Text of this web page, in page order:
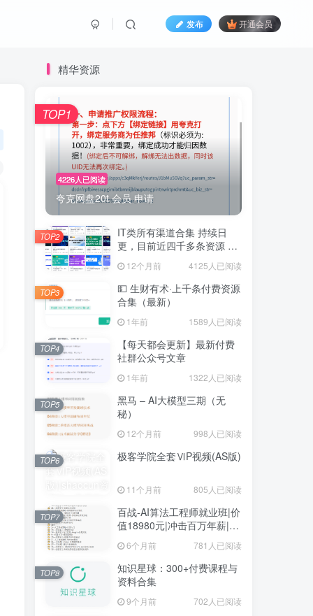
发布 开通会员
精华资源
4226人已阅读
夸克网盘20t 会员 申请
TOP1
IT类所有渠道合集 持续日
更，目前近四千多条资源 年
12个月前 4125人已阅读
TOP2
💵 生财有术·上千条付费资源
合集（最新）
1年前 1589人已阅读
TOP3
【每天都会更新】最新付费
社群公众号文章
1年前 1322人已阅读
TOP4
黑马 – AI大模型三期（无
秘）
12个月前 998人已阅读
TOP5
极客学院全套ⅥP视频(AS版)
11个月前 805人已阅读
TOP6
百战-AI算法工程师就业班|价
值18980元|冲击百万年薪|完
结无秘
6个月前 781人已阅读
TOP7
知识星球：300+付费课程与
资料合集
9个月前 702人已阅读
TOP8